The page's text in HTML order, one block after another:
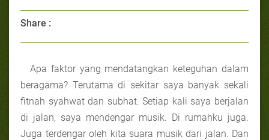
Share :
Apa faktor yang mendatangkan keteguhan dalam
beragama? Terutama di sekitar saya banyak sekali
fitnah syahwat dan subhat. Setiap kali saya berjalan
di jalan, saya mendengar musik. Di rumahku juga.
Juga terdengar oleh kita suara musik dari jalan. Dan